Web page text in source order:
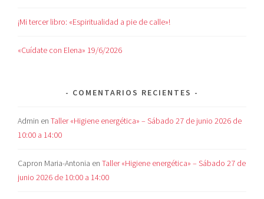
¡Mi tercer libro: «Espiritualidad a pie de calle»!
«Cuídate con Elena» 19/6/2026
COMENTARIOS RECIENTES
Admin enTaller «Higiene energética» – Sábado 27 de junio 2026 de
10:00 a 14:00
Capron Maria-Antonia enTaller «Higiene energética» – Sábado 27 de
junio 2026 de 10:00 a 14:00